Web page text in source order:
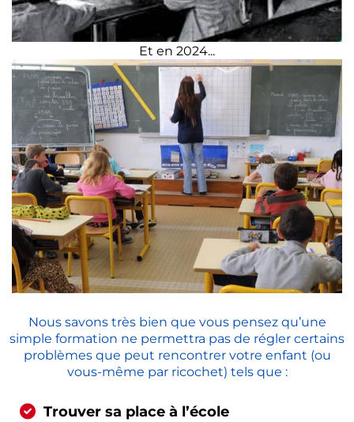
Et en 2024...
Nous savons très bien que vous pensez qu’une
simple formation ne permettra pas de régler certains
problèmes que peut rencontrer votre enfant (ou
vous-même par ricochet) tels que :
Trouver sa place à l’école